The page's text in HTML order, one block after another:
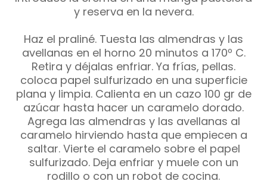
y reserva en la nevera.
Haz el praliné. Tuesta las almendras y las
avellanas en el horno 20 minutos a 170º C.
Retira y déjalas enfriar. Ya frías, pellas.
coloca papel sulfurizado en una superficie
plana y limpia. Calienta en un cazo 100 gr de
azúcar hasta hacer un caramelo dorado.
Agrega las almendras y las avellanas al
caramelo hirviendo hasta que empiecen a
saltar. Vierte el caramelo sobre el papel
sulfurizado. Deja enfriar y muele con un
rodillo o con un robot de cocina.